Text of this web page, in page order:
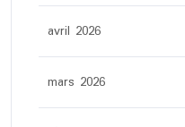
avril 2026
mars 2026